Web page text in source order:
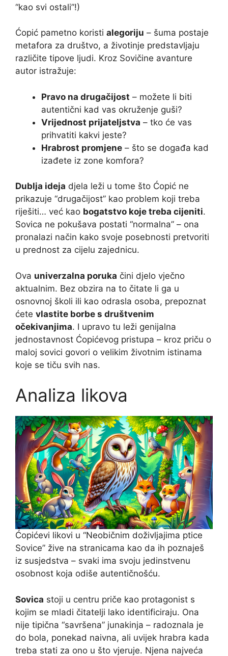
“kao svi ostali”!)
Ćopić pametno koristi alegoriju – šuma postaje
metafora za društvo, a životinje predstavljaju
različite tipove ljudi. Kroz Sovičine avanture
autor istražuje:
Pravo na drugačijost – možete li biti
autentični kad vas okruženje guši?
Vrijednost prijateljstva – tko će vas
prihvatiti kakvi jeste?
Hrabrost promjene – što se događa kad
izađete iz zone komfora?
Dublja ideja djela leži u tome što Ćopić ne
prikazuje “drugačijost” kao problem koji treba
riješiti… već kao bogatstvo koje treba cijeniti.
Sovica ne pokušava postati “normalna” – ona
pronalazi način kako svoje posebnosti pretvoriti
u prednost za cijelu zajednicu.
Ova univerzalna poruka čini djelo vječno
aktualnim. Bez obzira na to čitate li ga u
osnovnoj školi ili kao odrasla osoba, prepoznat
ćete vlastite borbe s društvenim
očekivanjima. I upravo tu leži genijalna
jednostavnost Ćopićevog pristupa – kroz priču o
maloj sovici govori o velikim životnim istinama
koje se tiču svih nas.
Analiza likova
Ćopićevi likovi u “Neobičnim doživljajima ptice
Sovice” žive na stranicama kao da ih poznaješ
iz susjedstva – svaki ima svoju jedinstvenu
osobnost koja odiše autentičnošću.
Sovica stoji u centru priče kao protagonist s
kojim se mladi čitatelji lako identificiraju. Ona
nije tipična “savršena” junakinja – radoznala je
do bola, ponekad naivna, ali uvijek hrabra kada
treba stati za ono u što vjeruje. Njena najveća